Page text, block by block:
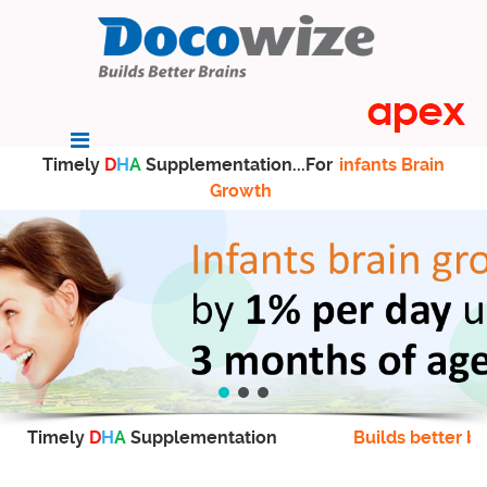
Timely DHA Supplementation...For infants Brain
Growth
Timely DHA Supplementation Builds better